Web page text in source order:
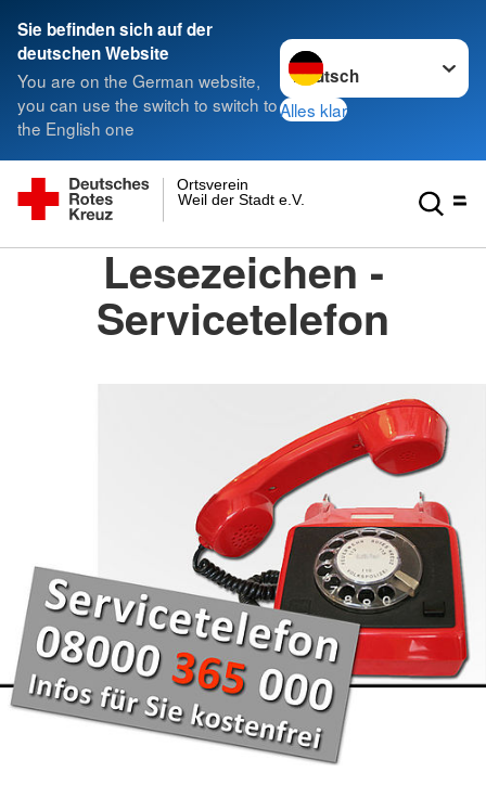
Sie befinden sich auf der
deutschen Website
You are on the German website,
you can use the switch to switch to
the English one
Sprache wechseln zu
Alles klar
Weil der Stadt e.V.
Ortsverein
Lesezeichen -
Servicetelefon